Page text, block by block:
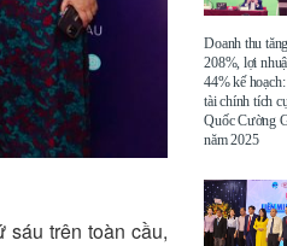
trên toàn cầu,
Doanh thu
208%, lợi
44% kế
tài chính tích
Quốc Cường
năm 2025